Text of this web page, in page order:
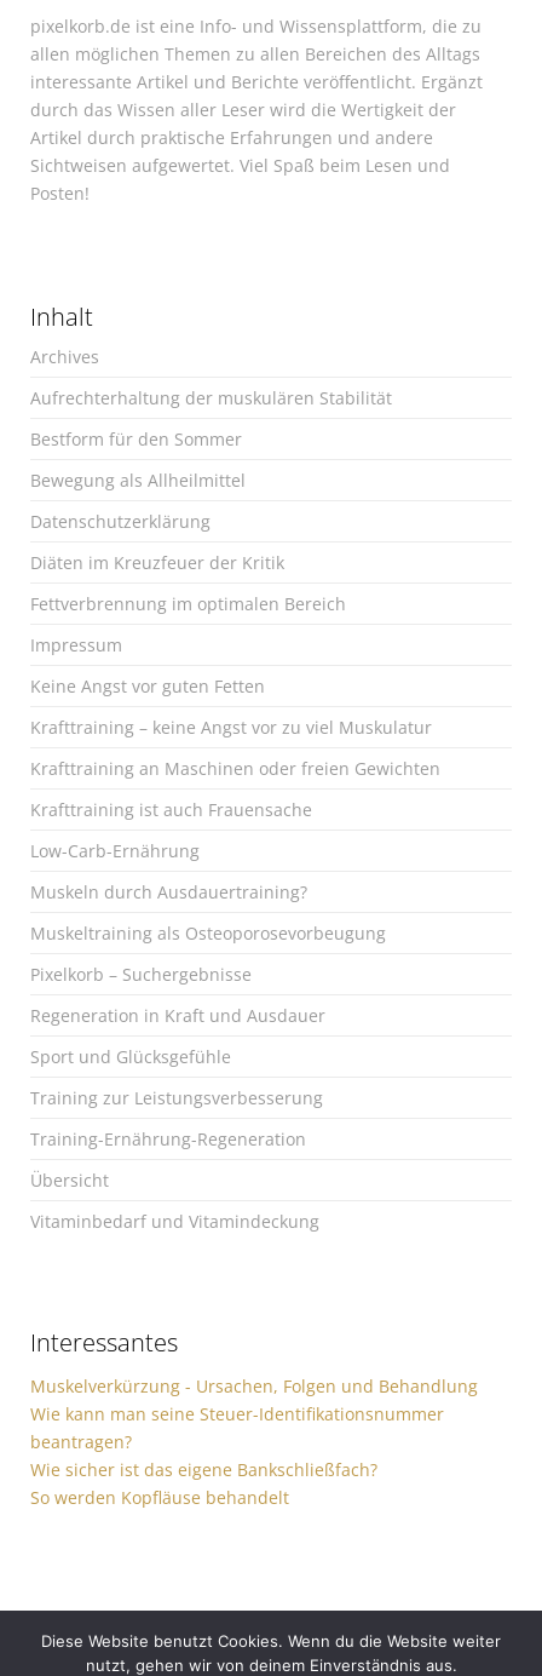
pixelkorb.de ist eine Info- und Wissensplattform, die zu
allen möglichen Themen zu allen Bereichen des Alltags
interessante Artikel und Berichte veröffentlicht. Ergänzt
durch das Wissen aller Leser wird die Wertigkeit der
Artikel durch praktische Erfahrungen und andere
Sichtweisen aufgewertet. Viel Spaß beim Lesen und
Posten!
Inhalt
Archives
Aufrechterhaltung der muskulären Stabilität
Bestform für den Sommer
Bewegung als Allheilmittel
Datenschutzerklärung
Diäten im Kreuzfeuer der Kritik
Fettverbrennung im optimalen Bereich
Impressum
Keine Angst vor guten Fetten
Krafttraining – keine Angst vor zu viel Muskulatur
Krafttraining an Maschinen oder freien Gewichten
Krafttraining ist auch Frauensache
Low-Carb-Ernährung
Muskeln durch Ausdauertraining?
Muskeltraining als Osteoporosevorbeugung
Pixelkorb – Suchergebnisse
Regeneration in Kraft und Ausdauer
Sport und Glücksgefühle
Training zur Leistungsverbesserung
Training-Ernährung-Regeneration
Übersicht
Vitaminbedarf und Vitamindeckung
Interessantes
Muskelverkürzung - Ursachen, Folgen und Behandlung
Wie kann man seine Steuer-Identifikationsnummer
beantragen?
Wie sicher ist das eigene Bankschließfach?
So werden Kopfläuse behandelt
Diese Website benutzt Cookies. Wenn du die Website weiter
nutzt, gehen wir von deinem Einverständnis aus.